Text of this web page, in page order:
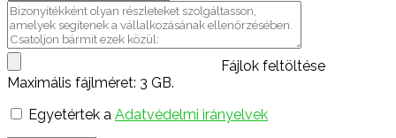
Fájlok feltöltése
Maximális fájlméret: 3 GB.
Egyetértek a Adatvédelmi irányelvek